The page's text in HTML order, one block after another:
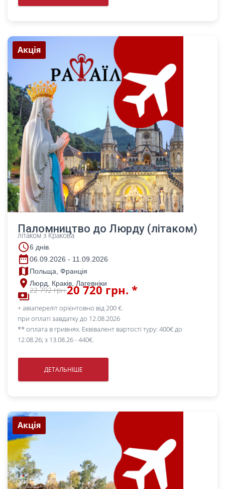
Акція
Паломництво до Люрду (літаком)
літаком з Кракова
access_time6 днів.
date_range06.09.2026 - 11.09.2026
map Польща, Франція
place Люрд, Краків, Лагевніки
payments
22 792 грн.20 720 грн. *
+ авіапереліт орієнтовно від 200 €.
при оплаті завдатку до 12.08.2026
** оплата в гривнях. Еквівалент вартості туру: 400€ до
12.08.26; з 13.08.26 - 440€.
ДЕТАЛЬНІШЕ
Акція